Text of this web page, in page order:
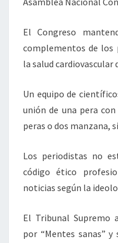
El Congreso
complementos de
la salud cardiovascular
Un equipo de
unión de una pera
peras o dos manzana,
Los periodistas no
código ético
noticias según la
El Tribunal Supremo
por “Mentes sanas”